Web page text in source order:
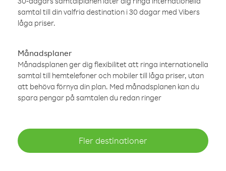
samtal till din valfria destination i 30 dagar med Vibers
låga priser.
Månadsplaner
Månadsplanen ger dig flexibilitet att ringa internationella
samtal till hemtelefoner och mobiler till låga priser, utan
att behöva förnya din plan. Med månadsplanen kan du
spara pengar på samtalen du redan ringer
Fler destinationer